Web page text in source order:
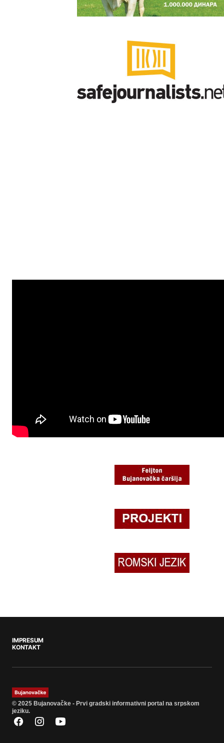
IMPRESUM
KONTAKT
© 2025 Bujanovačke - Prvi gradski informativni portal na srpskom
jeziku.